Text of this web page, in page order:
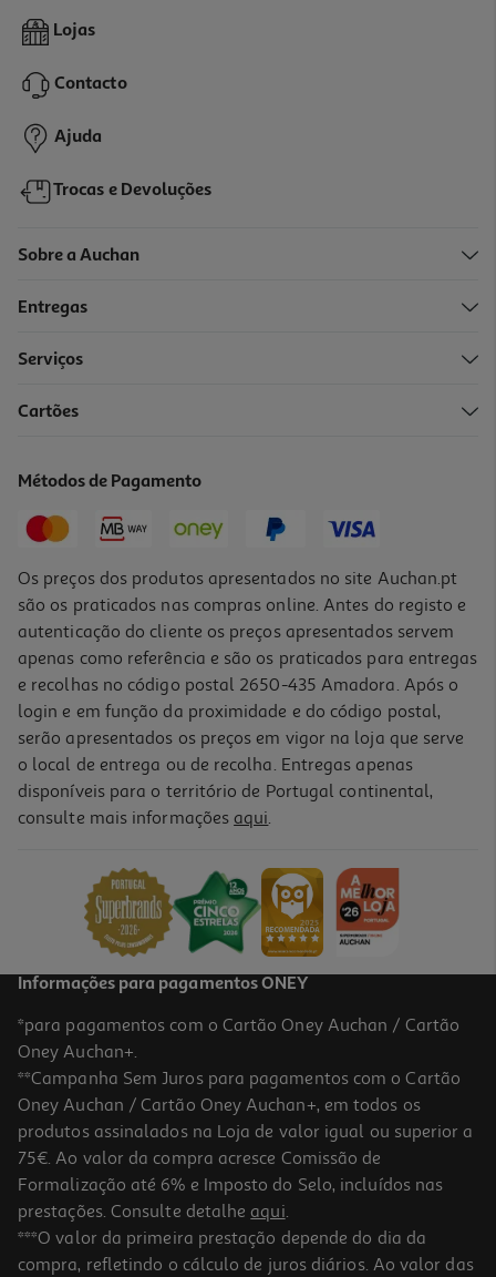
Smartphone Samsung Galaxy S26+ 256gb Violeta
1.199,99 €
4.8
Smartphone Samsung Galaxy A57 5g 256gb Azul Claro
499,99 €
4.8 (14003)
Smartphone Samsung Galaxy S26 Ultra 256gb Preto
1399.99 €/un
Lojas
Contacto
Ajuda
Trocas e Devoluções
Sobre a Auchan
Entregas
Serviços
Cartões
Métodos de Pagamento
Os preços dos produtos apresentados no site Auchan.pt
são os praticados nas compras online. Antes do registo e
autenticação do cliente os preços apresentados servem
apenas como referência e são os praticados para entregas
e recolhas no código postal 2650-435 Amadora. Após o
login e em função da proximidade e do código postal,
serão apresentados os preços em vigor na loja que serve
o local de entrega ou de recolha. Entregas apenas
disponíveis para o território de Portugal continental,
consulte mais informações aqui.
Informações para pagamentos ONEY
*para pagamentos com o Cartão Oney Auchan / Cartão
Oney Auchan+.
**Campanha Sem Juros para pagamentos com o Cartão
Oney Auchan / Cartão Oney Auchan+, em todos os
produtos assinalados na Loja de valor igual ou superior a
75€. Ao valor da compra acresce Comissão de
Formalização até 6% e Imposto do Selo, incluídos nas
prestações. Consulte detalhe aqui.
***O valor da primeira prestação depende do dia da
compra, refletindo o cálculo de juros diários. Ao valor das